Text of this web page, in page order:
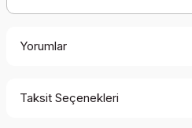
Yorumlar
Taksit Seçenekleri